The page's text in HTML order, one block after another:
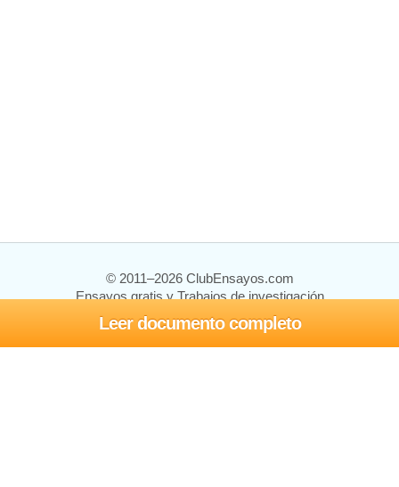
Leer documento completo
© 2011–2026 ClubEnsayos.com
Ensayos gratis y Trabajos de investigación